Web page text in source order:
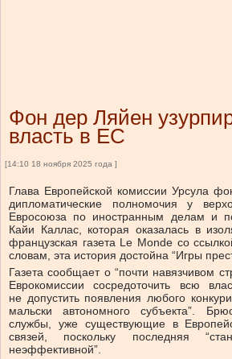
Фон дер Ляйен
власть в ЕС
[14:10 18 ноября 2025 года ]
Глава Европейской комиссии Урсула
дипломатические полномочия у
Евросоюза по иностранным делам и
Кайи Каллас, которая оказалась в
французская газета Le Monde со
словам, эта история достойна “Игры
Газета сообщает о “почти навязчивом
Еврокомиссии сосредоточить всю
не допустить появления любого
мальски автономного субъекта”.
службы, уже существующие в
связей, поскольку последняя
неэффективной”.